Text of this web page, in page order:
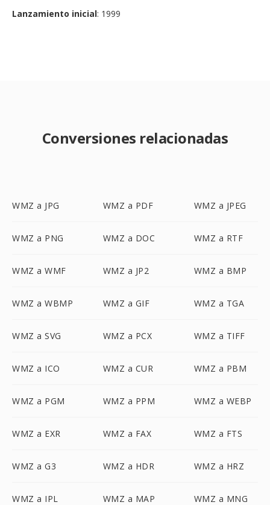
Lanzamiento inicial: 1999
Conversiones relacionadas
WMZ a JPG WMZ a PDF WMZ a JPEG
WMZ a PNG WMZ a DOC WMZ a RTF
WMZ a WMF WMZ a JP2 WMZ a BMP
WMZ a WBMP WMZ a GIF WMZ a TGA
WMZ a SVG WMZ a PCX WMZ a TIFF
WMZ a ICO WMZ a CUR WMZ a PBM
WMZ a PGM WMZ a PPM WMZ a WEBP
WMZ a EXR WMZ a FAX WMZ a FTS
WMZ a G3 WMZ a HDR WMZ a HRZ
WMZ a IPL WMZ a MAP WMZ a MNG